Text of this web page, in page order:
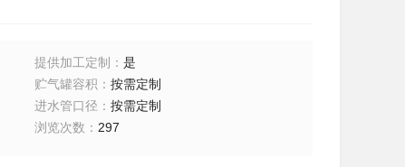
提供加工定制 ：是
贮气罐容积 ：按需定制
进水管口径 ：按需定制
浏览次数 ： 297